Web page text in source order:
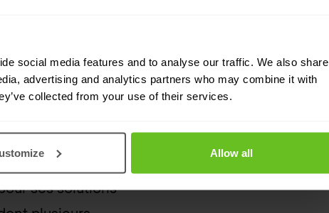
social media features and to analyse our traffic. We also share
advertising and analytics partners who may combine it with
collected from your use of their services.
Allow all
ses solutions